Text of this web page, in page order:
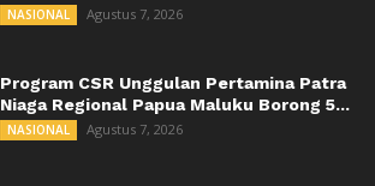
NASIONAL Agustus 7, 2026
Program CSR Unggulan Pertamina Patra
Niaga Regional Papua Maluku Borong 5...
NASIONAL Agustus 7, 2026